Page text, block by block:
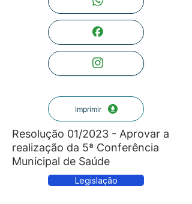
Imprimir
Resolução 01/2023 - Aprovar a
realização da 5ª Conferência
Municipal de Saúde
Legislação